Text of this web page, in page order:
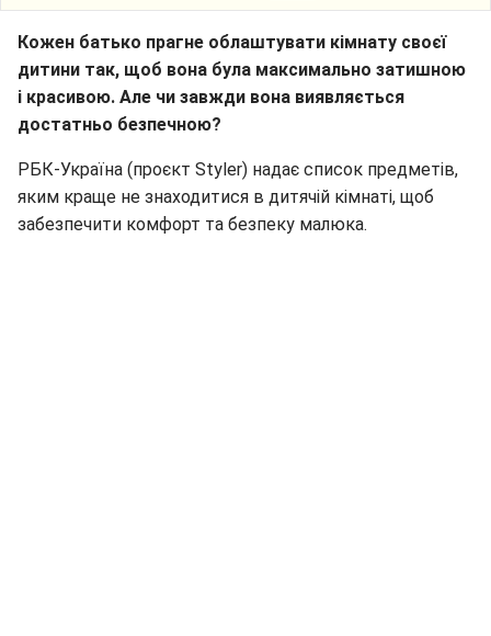
Кожен батько прагне облаштувати кімнату своєї
дитини так, щоб вона була максимально затишною
і красивою. Але чи завжди вона виявляється
достатньо безпечною?
РБК-Україна (проєкт Styler) надає список предметів,
яким краще не знаходитися в дитячій кімнаті, щоб
забезпечити комфорт та безпеку малюка.